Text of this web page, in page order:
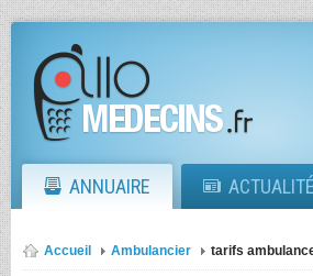
ANNUAIRE ACTUALITÉ
Accueil Ambulancier tarifs